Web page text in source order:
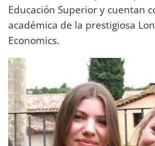
Educación Superior y cuentan
académica de la prestigiosa
Economics.